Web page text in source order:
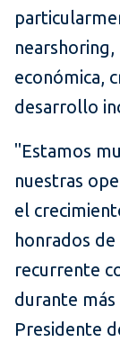
económica,
desarrollo
"Estamos
nuestras
el
honrados
recurrente
durante
Presidente